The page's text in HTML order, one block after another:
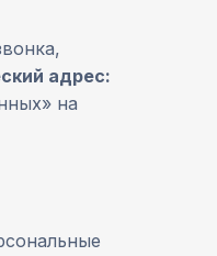
адрес:
на